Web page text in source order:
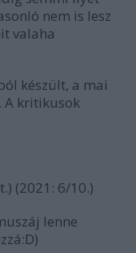
nem is lesz
valaha
készült, a mai
A kritikusok
(2021: 6/10.)
lenne